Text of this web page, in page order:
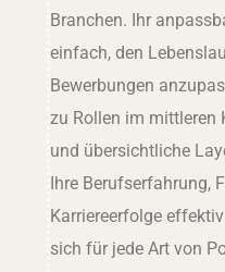
Branchen. Ihr
einfach, den
Bewerbungen
zu Rollen im mittleren
und übersichtliche
Ihre Berufserfahrung,
Karriereerfolge
sich für jede Art von